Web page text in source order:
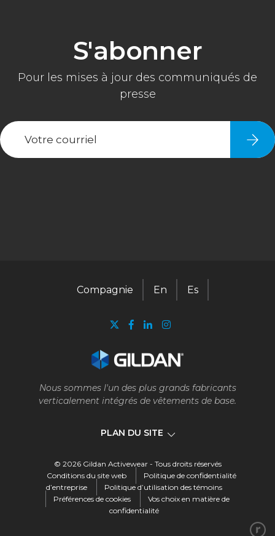
Nous sommes l'un des plus grands fabricants
verticalement intégrés de vêtements de base.
PLAN DU SITE
Compagnie En Es
Compagnie
Notre entreprise
© 2026 Gildan Activewear - Tous droits réservés
Conditions du site web
Politique de confidentialité
d’entreprise
Politique d’utilisation des témoins
Préférences de cookies
Vos choix en matière de
confidentialité